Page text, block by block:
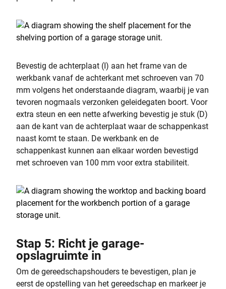
Bevestig de achterplaat (I) aan het frame van de
werkbank vanaf de achterkant met schroeven van 70
mm volgens het onderstaande diagram, waarbij je van
tevoren nogmaals verzonken geleidegaten boort. Voor
extra steun en een nette afwerking bevestig je stuk (D)
aan de kant van de achterplaat waar de schappenkast
naast komt te staan. De werkbank en de
schappenkast kunnen aan elkaar worden bevestigd
met schroeven van 100 mm voor extra stabiliteit.
Stap 5: Richt je garage-
opslagruimte in
Om de gereedschapshouders te bevestigen, plan je
eerst de opstelling van het gereedschap en markeer je